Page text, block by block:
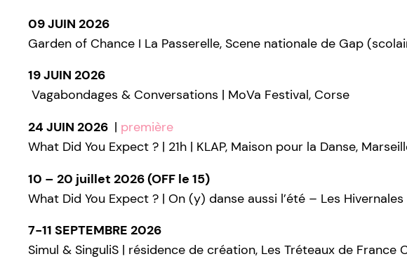
09 JUIN 2026
Garden of Chance I La Passerelle, Scene nationale de Gap
19 JUIN 2026
Vagabondages & Conversations | MoVa Festival, Corse
24 JUIN 2026 | première
What Did You Expect ? | 21h | KLAP, Maison pour la Danse,
10 – 20 juillet 2026 (OFF le 15)
What Did You Expect ? | On (y) danse aussi l’été – Les Hivernales
7-11 SEPTEMBRE 2026
Simul & SinguliS | résidence de création, Les Tréteaux de France